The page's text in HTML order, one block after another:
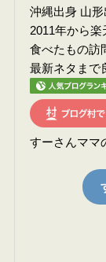
沖縄出身 山
2011年から
食べたもの訪
最新ネタまで
すーさんママ